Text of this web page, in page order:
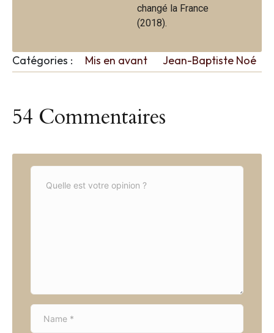
changé la France
(2018).
Catégories : Mis en avant Jean-Baptiste Noé
54 Commentaires
C
N